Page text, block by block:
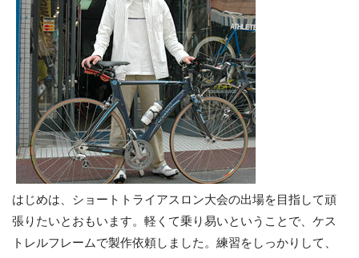
はじめは、ショートトライアスロン大会の出場を目指して頑
張りたいとおもいます。軽くて乗り易いということで、ケス
トレルフレームで製作依頼しました。練習をしっかりして、